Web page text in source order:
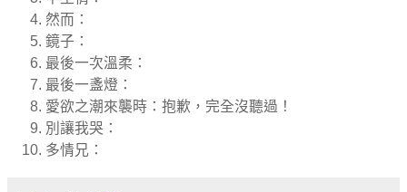
然而：
鏡子：
最後一次溫柔：
最後一盞燈：
愛欲之潮來襲時：抱歉，完全沒聽過！
別讓我哭：
多情兄：